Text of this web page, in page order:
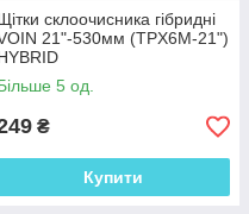
склоочисника гібридні
21"-530мм (TPX6M-21")
5 од.
₴
Купити